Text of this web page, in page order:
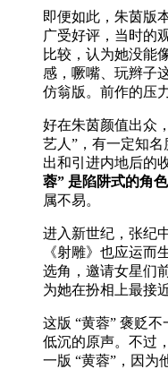
即便如此，朱茵版
广受好评，当时的
比较，认为她没能
感，噘嘴、玩辫子
仿翁版。前作的压
好在朱茵颜值出众
艺人”，有一定知
出和引进内地后的
蓉” 是陷阱式的角色
属不易。
进入新世纪，张纪
《射雕》也应运而
选角，邀请女星们
为她在扮相上最接近
这版 “黄蓉” 褒贬
低沉的原声。不过
一版 “黄蓉”，因为